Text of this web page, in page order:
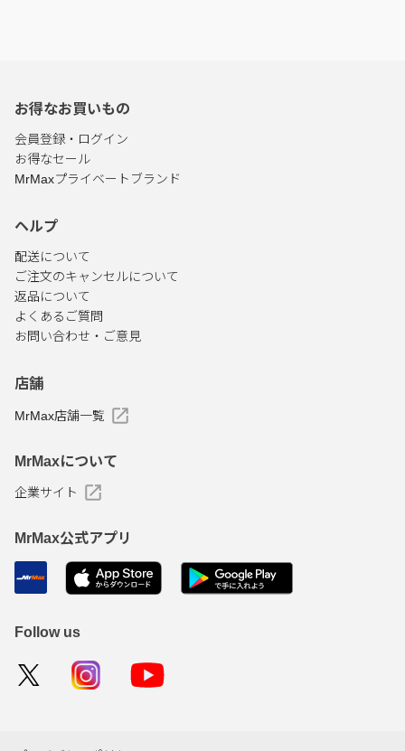
お得なお買いもの
会員登録・ログイン
お得なセール
MrMaxプライベートブランド
ヘルプ
配送について
ご注文のキャンセルについて
返品について
よくあるご質問
お問い合わせ・ご意見
店舗
MrMax店舗一覧
MrMaxについて
企業サイト
MrMax公式アプリ
Follow us